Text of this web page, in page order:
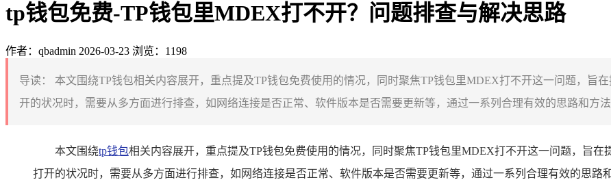
tp钱包免费-TP钱包里MDEX打不开？问题排查与解决思路
作者：qbadmin 2026-03-23 浏览：1198
导读：
本文围绕TP钱包相关内容展开，重点提及TP钱包免费使用的情况，同时聚焦TP钱包里MDEX打不开这一问题，旨
开的状况时，需要从多方面进行排查，如网络连接是否正常、软件版本是否需要更新等，通过一系列合理有效的思路和方
本文围绕tp钱包相关内容展开，重点提及TP钱包免费使用的情况，同时聚焦TP钱包里MDEX打不开这一问题，旨
打开的状况时，需要从多方面进行排查，如网络连接是否正常、软件版本是否需要更新等，通过一系列合理有效的思